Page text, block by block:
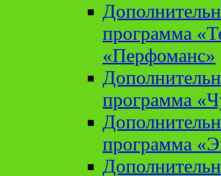
программа
«Перфоманс»
программа
программа